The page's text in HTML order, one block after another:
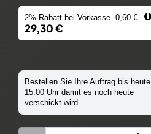
2% Rabatt bei Vorkasse -0,60 €
29,30 €
Bestellen Sie Ihre Auftrag bis heute,
15:00 Uhr damit es noch heute
verschickt wird.